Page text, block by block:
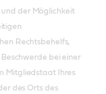
der Möglichkeit
Rechtsbehelfs,
bei einer
Mitgliedstaat Ihres
des Orts des